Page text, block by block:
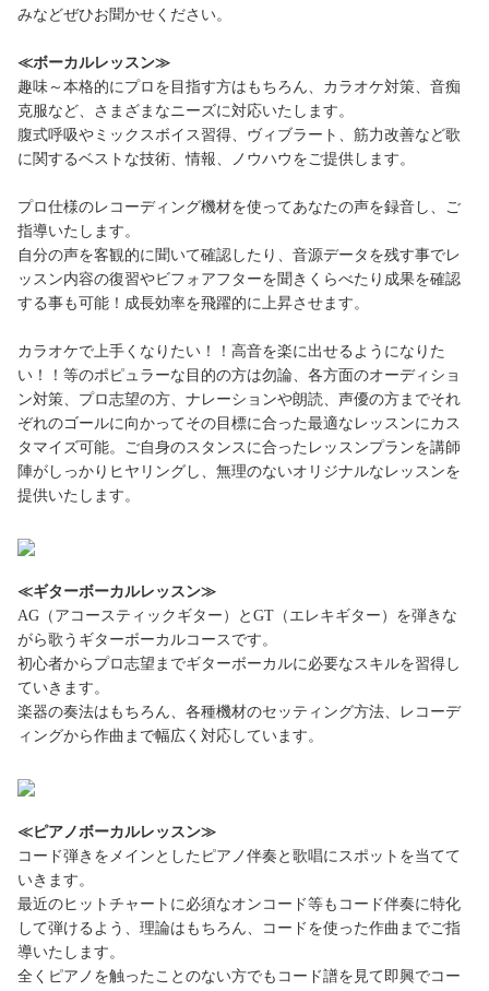
みなどぜひお聞かせください。
≪ボーカルレッスン≫
趣味～本格的にプロを目指す方はもちろん、カラオケ対策、音痴
克服など、さまざまなニーズに対応いたします。
腹式呼吸やミックスボイス習得、ヴィブラート、筋力改善など歌
に関するベストな技術、情報、ノウハウをご提供します。
プロ仕様のレコーディング機材を使ってあなたの声を録音し、ご
指導いたします。
自分の声を客観的に聞いて確認したり、音源データを残す事でレ
ッスン内容の復習やビフォアフターを聞きくらべたり成果を確認
する事も可能！成長効率を飛躍的に上昇させます。
カラオケで上手くなりたい！！高音を楽に出せるようになりた
い！！等のポピュラーな目的の方は勿論、各方面のオーディショ
ン対策、プロ志望の方、ナレーションや朗読、声優の方までそれ
ぞれのゴールに向かってその目標に合った最適なレッスンにカス
タマイズ可能。ご自身のスタンスに合ったレッスンプランを講師
陣がしっかりヒヤリングし、無理のないオリジナルなレッスンを
提供いたします。
≪ギターボーカルレッスン≫
AG（アコースティックギター）とGT（エレキギター）を弾きな
がら歌うギターボーカルコースです。
初心者からプロ志望までギターボーカルに必要なスキルを習得し
ていきます。
楽器の奏法はもちろん、各種機材のセッティング方法、レコーデ
ィングから作曲まで幅広く対応しています。
≪ピアノボーカルレッスン≫
コード弾きをメインとしたピアノ伴奏と歌唱にスポットを当てて
いきます。
最近のヒットチャートに必須なオンコード等もコード伴奏に特化
して弾けるよう、理論はもちろん、コードを使った作曲までご指
導いたします。
全くピアノを触ったことのない方でもコード譜を見て即興でコー